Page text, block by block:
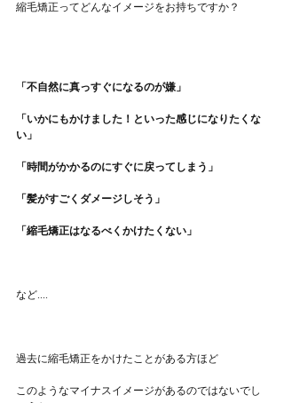
縮毛矯正ってどんなイメージをお持ちですか？
「不自然に真っすぐになるのが嫌」
「いかにもかけました！といった感じになりたくな
い」
「時間がかかるのにすぐに戻ってしまう」
「髪がすごくダメージしそう」
「縮毛矯正はなるべくかけたくない」
など....
過去に縮毛矯正をかけたことがある方ほど
このようなマイナスイメージがあるのではないでし